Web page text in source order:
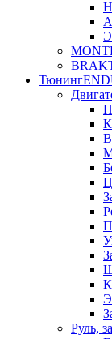
Тюнинг
Руль,